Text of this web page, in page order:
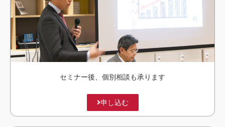
セミナー後、 個別相談も承ります
申し込む